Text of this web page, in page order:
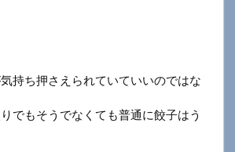
持ち押さえられていていいのではな
でもそうでなくても普通に餃子はう